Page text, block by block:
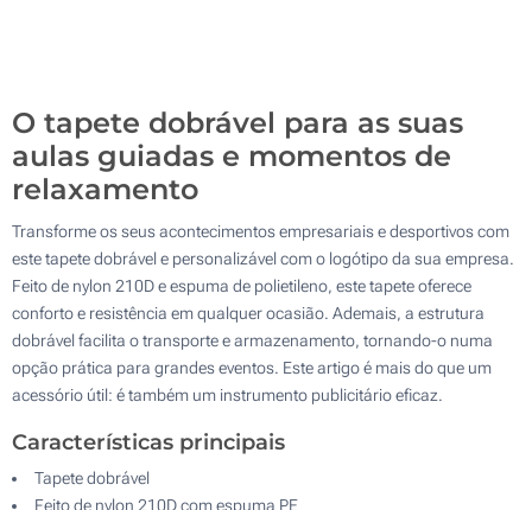
O tapete dobrável para as suas
aulas guiadas e momentos de
relaxamento
Transforme os seus acontecimentos empresariais e desportivos com
este tapete dobrável e personalizável com o logótipo da sua empresa.
Feito de nylon 210D e espuma de polietileno, este tapete oferece
conforto e resistência em qualquer ocasião. Ademais, a estrutura
dobrável facilita o transporte e armazenamento, tornando-o numa
opção prática para grandes eventos. Este artigo é mais do que um
acessório útil: é também um instrumento publicitário eficaz.
Características principais
Tapete dobrável
Feito de nylon 210D com espuma PE